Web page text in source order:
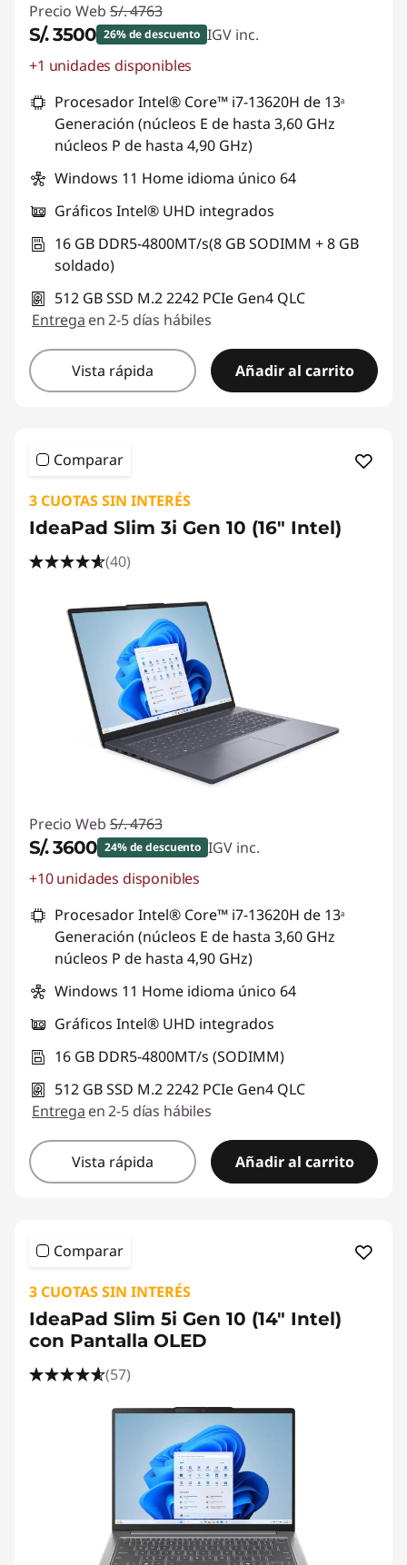
Precio Web S/. 4763
S/. 3500 26% de descuento IGV inc.
Ahorros instantáneos :
+1 unidades disponibles
Procesador Intel® Core™ i7-13620H de 13ᵃ
Generación (núcleos E de hasta 3,60 GHz
núcleos P de hasta 4,90 GHz)
Windows 11 Home idioma único 64
Gráficos Intel® UHD integrados
16 GB DDR5-4800MT/s(8 GB SODIMM + 8 GB
soldado)
512 GB SSD M.2 2242 PCIe Gen4 QLC
Entrega en 2-5 días hábiles
Vista rápida Añadir al carrito
Comparar
3 CUOTAS SIN INTERÉS
IdeaPad Slim 3i Gen 10 (16" Intel)
(40)
Precio Web S/. 4763
S/. 3600 24% de descuento IGV inc.
Ahorros instantáneos :
+10 unidades disponibles
Procesador Intel® Core™ i7-13620H de 13ᵃ
Generación (núcleos E de hasta 3,60 GHz
núcleos P de hasta 4,90 GHz)
Windows 11 Home idioma único 64
Gráficos Intel® UHD integrados
16 GB DDR5-4800MT/s (SODIMM)
512 GB SSD M.2 2242 PCIe Gen4 QLC
Entrega en 2-5 días hábiles
Vista rápida Añadir al carrito
Comparar
3 CUOTAS SIN INTERÉS
IdeaPad Slim 5i Gen 10 (14" Intel)
con Pantalla OLED
(57)